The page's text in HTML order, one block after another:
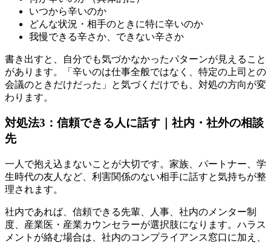
いつから辛いのか
どんな状況・相手のときに特に辛いのか
我慢できる辛さか、できない辛さか
書き出すと、自分でも気づかなかったパターンが見えること
があります。「辛いのは仕事全般ではなく、特定の上司との
会議のときだけだった」と気づくだけでも、対処の方向が変
わります。
対処法3：信頼できる人に話す｜社内・社外の相談
先
一人で抱え込まないことが大切です。家族、パートナー、学
生時代の友人など、利害関係のない相手に話すと気持ちが整
理されます。
社内であれば、信頼できる先輩、人事、社内のメンター制
度、産業医・産業カウンセラーが選択肢になります。ハラス
メントが絡む場合は、社内のコンプライアンス窓口に加え、